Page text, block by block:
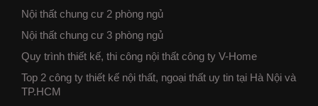
Nội thất chung cư 2 phòng ngủ
Nội thất chung cư 3 phòng ngủ
Quy trình thiết kế, thi công nội thất công ty V-Home
Top 2 công ty thiết kế nội thất, ngoại thất uy tin tại Hà Nội và
TP.HCM